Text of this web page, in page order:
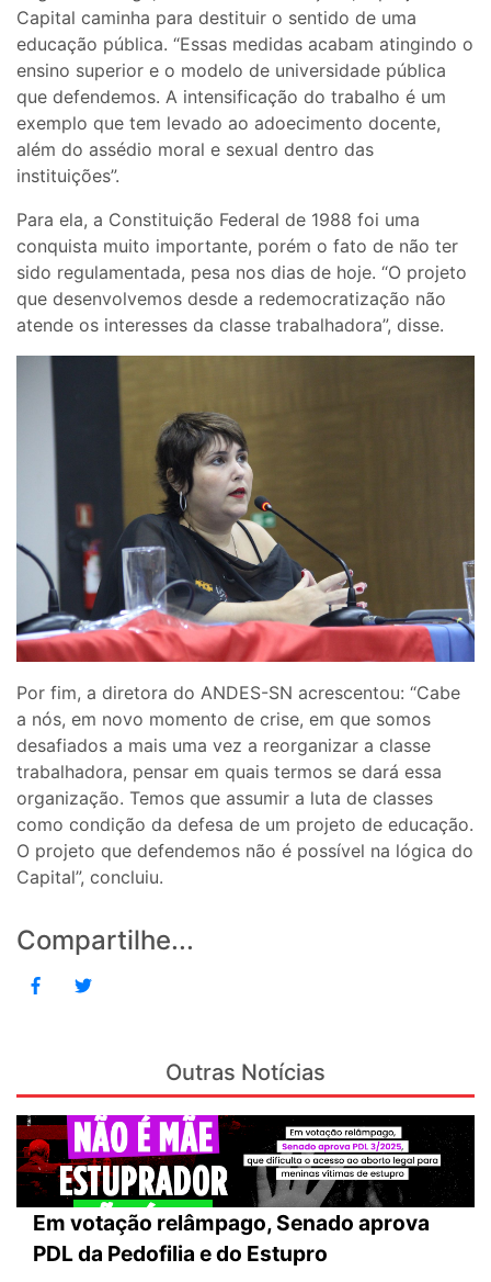
Capital caminha para destituir o sentido de uma
educação pública. “Essas medidas acabam atingindo o
ensino superior e o modelo de universidade pública
que defendemos. A intensificação do trabalho é um
exemplo que tem levado ao adoecimento docente,
além do assédio moral e sexual dentro das
instituições”.
Para ela, a Constituição Federal de 1988 foi uma
conquista muito importante, porém o fato de não ter
sido regulamentada, pesa nos dias de hoje. “O projeto
que desenvolvemos desde a redemocratização não
atende os interesses da classe trabalhadora”, disse.
Por fim, a diretora do ANDES-SN acrescentou: “Cabe
a nós, em novo momento de crise, em que somos
desafiados a mais uma vez a reorganizar a classe
trabalhadora, pensar em quais termos se dará essa
organização. Temos que assumir a luta de classes
como condição da defesa de um projeto de educação.
O projeto que defendemos não é possível na lógica do
Capital”, concluiu.
Compartilhe...
Outras Notícias
Em votação relâmpago, Senado aprova
PDL da Pedofilia e do Estupro